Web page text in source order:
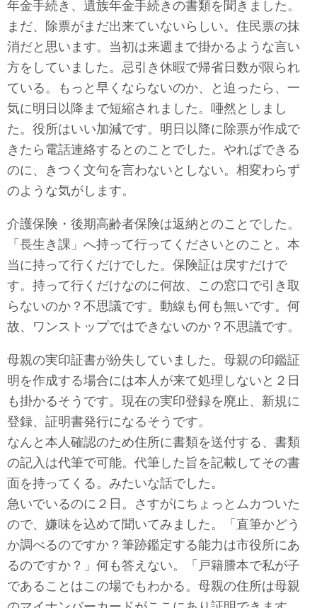
年金手続き、遺族年金手続きの書類を聞きました。
まだ、除票がまだ出来ていないらしい。住民票の抹
消だと思います。当初は来週まで掛かるような言い
方をしていました。忌引き休暇で帰省日数が限られ
ている。もっと早くならないのか、と迫ったら、一
気に明日以降まで短縮されました。唖然としまし
た。役所はいい加減です。明日以降に除票が作成で
きたら電話連絡するとのことでした。やればできる
のに、きつく文句を言わないとしない。相変わらず
のような気がします。
介護保険・後期高齢者保険は返納とのことでした。
「長生き課」へ持って行ってくださいとのこと。本
当に持って行くだけでした。保険証は戻すだけで
す。持って行くだけなのに何故、この窓口で引き取
らないのか？不思議です。動線も何も無いです。何
故、ワンストップではできないのか？不思議です。
母親の実印証書が紛失していました。母親の印鑑証
明を作成する場合には本人が来て処理しないと２日
も掛かるそうです。現在の実印登録を廃止、新規に
登録、証明書発行になるそうです。
なんと本人確認のため住所に書類を送付する、書類
の記入は代筆で可能。代筆した旨を記載してその書
面を持ってくる。みたいな話でした。
急いでいるのに２日。さすがにちょっとムカついた
ので、嫌味を込めて聞いてみました。「直筆かどう
か調べるのですか？筆跡鑑定する能力は市役所にあ
るのですか？」何も答えない。「戸籍謄本で私が子
であることはこの場でもわかる。母親の住所は母親